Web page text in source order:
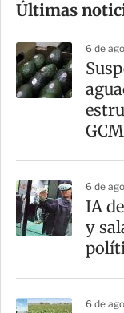
m
a
r
t
Últimas
6 de
6 de
IA
y
6 de